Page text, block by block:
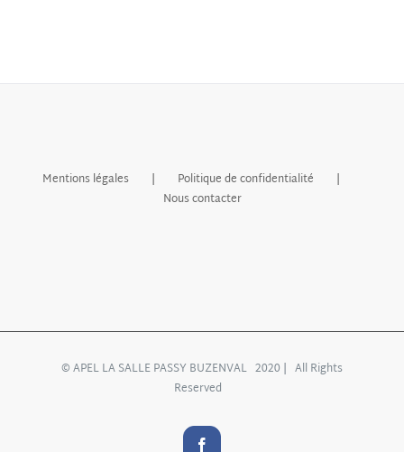
Mentions légales
Politique de confidentialité
Nous contacter
© APEL LA SALLE PASSY BUZENVAL 2020 | All Rights
Reserved